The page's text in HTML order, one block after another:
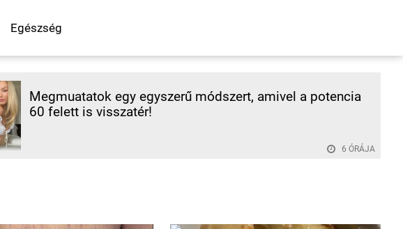
Egészség
Megmuatatok egy egyszerű módszert, amivel a potencia
60 felett is visszatér!
6 ÓRÁJA